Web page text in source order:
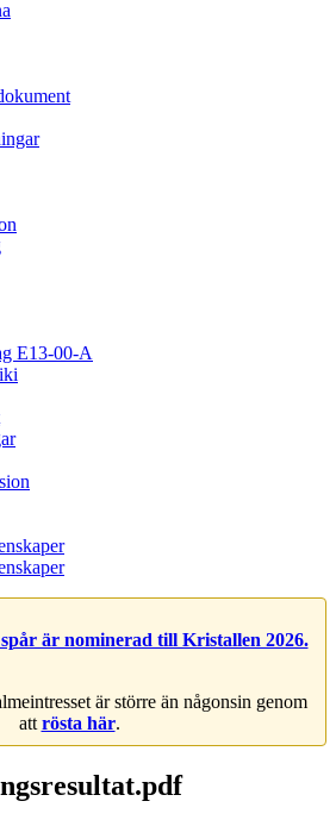
E13-00-A
är nominerad till Kristallen 2026.
är större än någonsin genom
att rösta här.